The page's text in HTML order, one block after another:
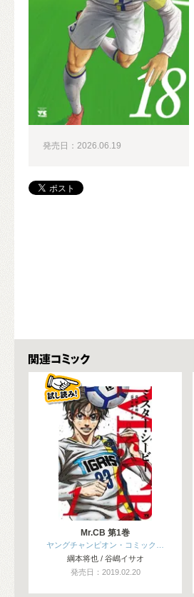
発売日：2026.06.19
関連コミックス
Mr.CB 第1巻
ヤングチャンピオン・コミック…
綱本将也 / 谷嶋イサオ
発売日：2019.02.20